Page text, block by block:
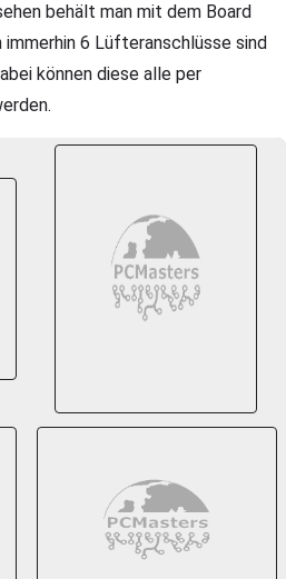
behält man mit dem Board
6 Lüfteranschlüsse sind
können diese alle per